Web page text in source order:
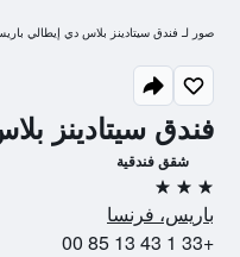
فندق سيتادينز
شقق فندقية
3 نجوم
باريس، فرنسا
+33 1 43 13 85 00
صور لـ فندق سيتادينز بلاس دي إيطالي